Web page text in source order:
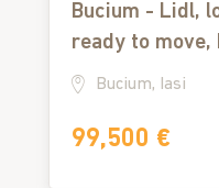
Bucium - Lidl,
ready to move,
Bucium, Iasi
99,500 €